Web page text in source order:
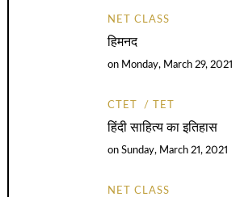
NET CLASS
हिमनद
on Monday, March 29, 2021
CTET TET
हिंदी साहित्य का इतिहास
onSunday, March 21, 2021
NET CLASS